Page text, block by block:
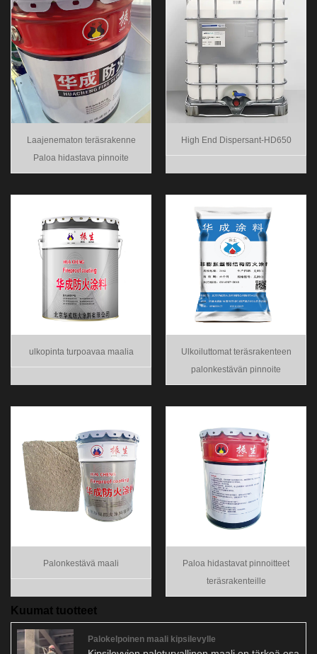
Laajenematon teräsrakenne
Paloa hidastava pinnoite
High End Dispersant-HD650
ulkopinta turpoavaa maalia
Ulkoiluttomat teräsrakenteen
palonkestävän pinnoite
Palonkestävä maali
Paloa hidastavat pinnoitteet
teräsrakenteille
Kuumat tuotteet
Palokelpoinen maali kipsilevylle